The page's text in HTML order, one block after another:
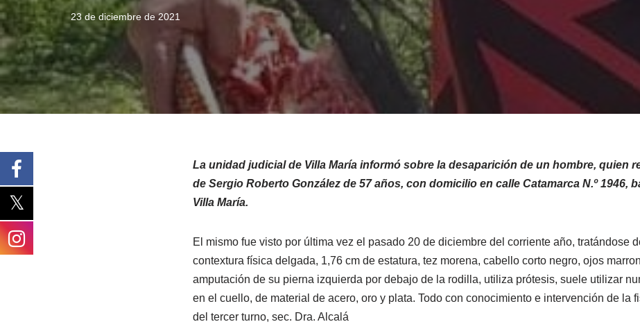
23 de diciembre de 2021
La unidad judicial de Villa María informó sobre la desaparición de un hombre, quien
de Sergio Roberto González de 57 años, con domicilio en calle Catamarca N.º 1946,
Villa María.
El mismo fue visto por última vez el pasado 20 de diciembre del corriente año, tratándose
contextura física delgada, 1,76 cm de estatura, tez morena, cabello corto negro, ojos
amputación de su pierna izquierda por debajo de la rodilla, utiliza prótesis, suele utilizar
en el cuello, de material de acero, oro y plata. Todo con conocimiento e intervención de la
del tercer turno, sec. Dra. Alcalá